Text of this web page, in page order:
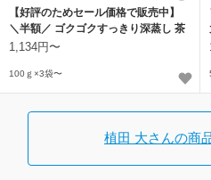
【好評のためセール価格で販売中】
＼半額／ ゴクゴクすっきり深蒸し 茶
葉 100g
1,134円〜
100ｇ×3袋〜
植田 大さんの商